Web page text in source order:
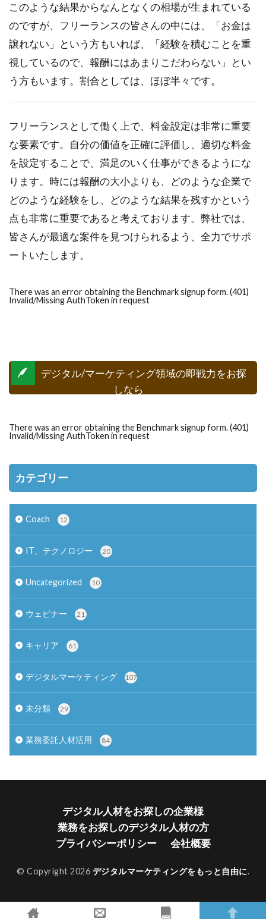
このような結果からなんとなくの相場が生まれている
のですが、フリーランスの皆さんの中には、「お金は
譲れない」という方もいれば、「経験を積むことを重
視しているので、報酬にはあまりこだわらない」とい
う方もいます。割合としては、ほぼ半々です。
フリーランスとして働く上で、料金設定は非常に重要
な要素です。自分の価値を正確に評価し、適切な料金
を設定することで、満足のいく仕事ができるようにな
ります。時には報酬の大小よりも、どのような企業で
どのような経験をし、どのような結果を残すかという
点も非常に重要であると考えております。弊社では、
皆さんが最適な案件を見つけられるよう、全力でサポ
ートいたします。
There was an error obtaining the Benchmark signup form. (401)
Invalid/Missing AuthToken in request
デジタル/マーケティング領域の即戦力をお探
しなら
There was an error obtaining the Benchmark signup form. (401)
Invalid/Missing AuthToken in request
カテゴリー
Coach 12
IT、テクノロジー 20
Uncategorized 10
ウェビナー 21
キャリア 61
デジタルマーケティング 107
未分類 29
業務委託人材活用 84
デジタル人材をお探しの企業様
業務をお探しのデジタル人材の方
プライバシーポリシー
会社概要
© Copyright 2026 デジタルマーケティングをもっと自由に.